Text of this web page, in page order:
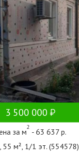
3 500 000
за м
2
- 63 637 р.
55 м², 1/1 эт. (554578)